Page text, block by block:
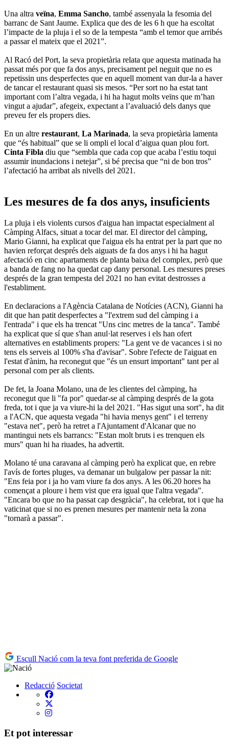
Una altra veïna, Emma Sancho, també assenyala la fesomia del
barranc de Sant Jaume. Explica que des de les 6 h que ha escoltat
l’impacte de la pluja i el so de la tempesta “amb el temor que arribés
a passar el mateix que el 2021”.
Al Racó del Port, la seva propietària relata que aquesta matinada ha
passat més por que fa dos anys, precisament pel neguit que no es
repetissin uns desperfectes que en aquell moment van dur-la a haver
de tancar el restaurant quasi sis mesos. “Per sort no ha estat tant
important com l’altra vegada, i hi ha hagut molts veïns que m’han
vingut a ajudar”, afegeix, expectant a l’avaluació dels danys que
preveu fer els propers dies.
En un altre restaurant, La Marinada, la seva propietària lamenta
que “és habitual” que se li ompli el local d’aigua quan plou fort.
Cinta Fibla diu que “sembla que cada cop que acaba l’estiu toqui
assumir inundacions i netejar”, si bé precisa que “ni de bon tros”
l’afectació ha arribat als nivells del 2021.
Les mesures de fa dos anys, insuficients
La pluja i els violents cursos d'aigua han impactat especialment al
Càmping Alfacs, situat a tocar del mar. El director del càmping,
Mario Gianni, ha explicat que l'aigua els ha entrat per la part que no
havien reforçat després dels aiguats de fa dos anys i hi ha hagut
afectació en cinc apartaments de planta baixa del complex, però que
a banda de fang no ha quedat cap dany personal. Les mesures preses
després de la gran tempesta del 2021 no han evitat destrosses a
l'establiment.
En declaracions a l'Agència Catalana de Notícies (ACN), Gianni ha
dit que han patit desperfectes a "l'extrem sud del càmping i a
l'entrada" i que els ha trencat "Uns cinc metres de la tanca". També
ha explicat que sí que s'han anul·lat reserves i els han ofert
alternatives en establiments propers: "La gent ve de vacances i si no
tens els serveis al 100% s'ha d'avisar". Sobre l'efecte de l'aiguat en
l'estat d'ànim, ha reconegut que "és un ensurt important" tant per al
personal com per als clients.
De fet, la Joana Molano, una de les clientes del càmping, ha
reconegut que li "fa por" quedar-se al càmping després de la gota
freda, tot i que ja va viure-hi la del 2021. "Has sigut una sort", ha dit
a l'ACN, que aquesta vegada "hi havia menys gent" i el terreny
"estava net", però ha retret a l'Ajuntament d'Alcanar que no
mantingui nets els barrancs: "Estan molt bruts i es trenquen els
murs" quan hi ha riuades, ha advertit.
Molano té una caravana al càmping però ha explicat que, en rebre
l'avís de fortes pluges, va demanar un bulgalow per passar la nit:
"Ens feia por i ja ho vam viure fa dos anys. A les 06.20 hores ha
començat a ploure i hem vist que era igual que l'altra vegada".
"Encara bo que no ha passat cap desgràcia", ha celebrat, tot i que ha
vaticinat que si no es prenen mesures per mantenir neta la zona
"tornarà a passar".
Escull Nació com la teva font preferida de Google
Redacció Societat
Et pot interessar